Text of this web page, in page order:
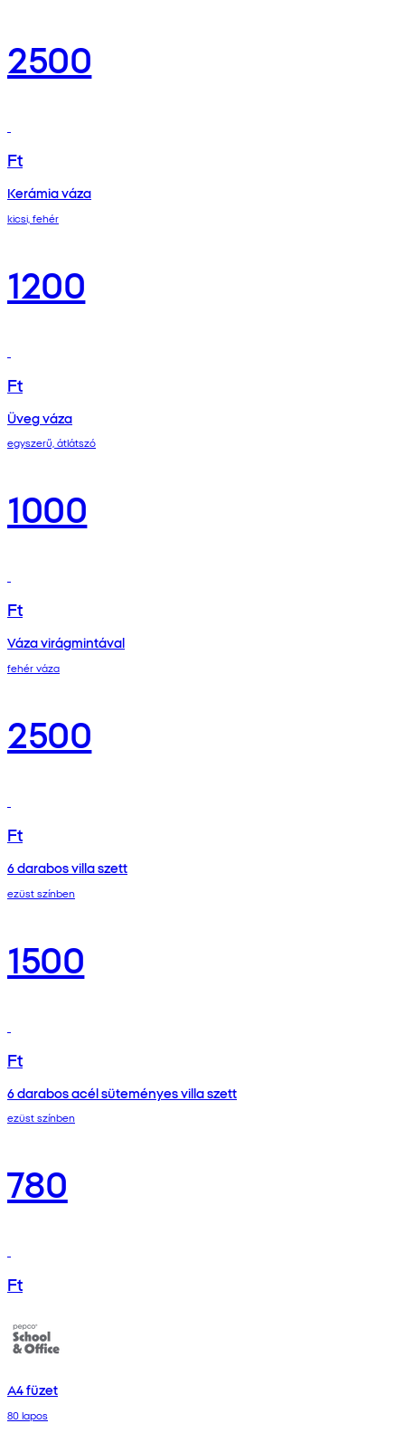
2500
Ft
Kerámia váza
kicsi, fehér
1200
Ft
Üveg váza
egyszerű, átlátszó
1000
Ft
Váza virágmintával
fehér váza
2500
Ft
6 darabos villa szett
ezüst színben
1500
Ft
6 darabos acél süteményes villa szett
ezüst színben
780
Ft
A4 füzet
80 lapos